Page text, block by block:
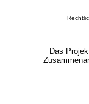
Das